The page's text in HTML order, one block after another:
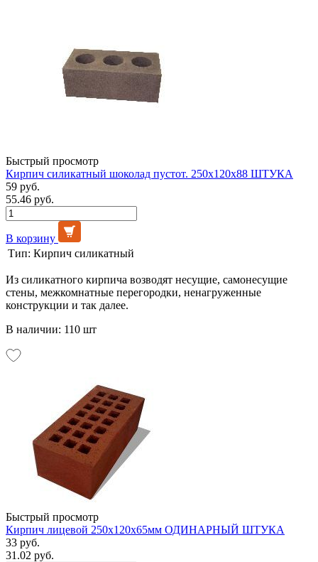
Быстрый просмотр
Кирпич силикатный шоколад пустот. 250х120х88 ШТУКА
59 руб.
55.46 руб.
В корзину
Тип: Кирпич силикатный
Из силикатного кирпича возводят несущие, самонесущие
стены, межкомнатные перегородки, ненагруженные
конструкции и так далее.
В наличии: 110 шт
Быстрый просмотр
Кирпич лицевой 250х120х65мм ОДИНАРНЫЙ ШТУКА
33 руб.
31.02 руб.